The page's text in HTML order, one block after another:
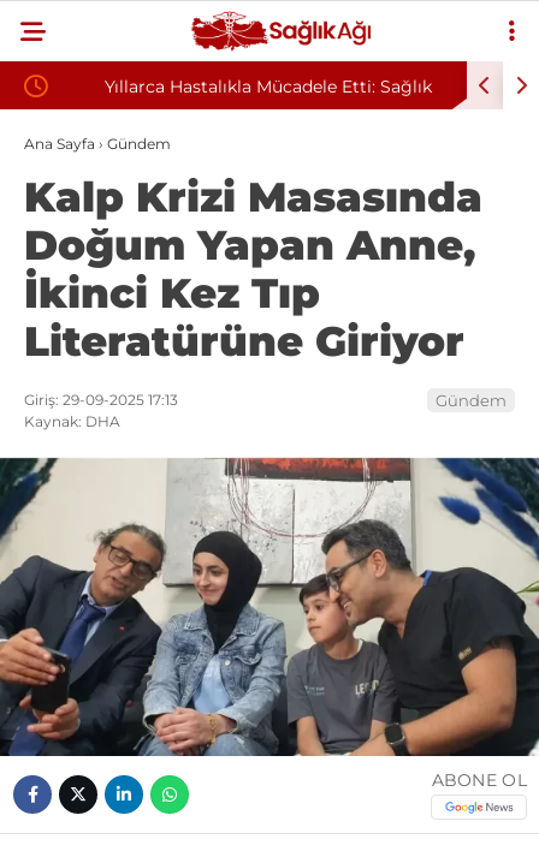
Yıllarca Hastalıkla Mücadele Etti: Sağlık
Sorunlarının Nedeni Evi Çıktı
Ana Sayfa › Gündem
Kalp Krizi Masasında
Doğum Yapan Anne,
İkinci Kez Tıp
Literatürüne Giriyor
Giriş: 29-09-2025 17:13
Kaynak: DHA
Gündem
ABONE OL